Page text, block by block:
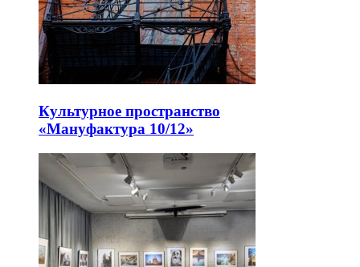
Культурное пространство
«Мануфактура 10/12»